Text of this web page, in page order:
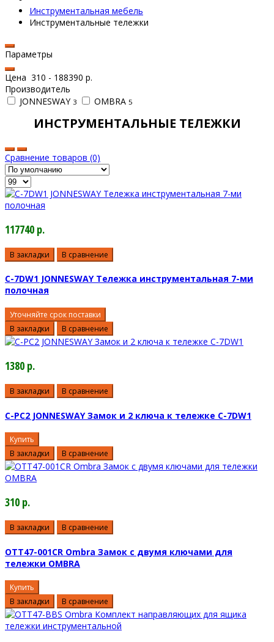
Инструментальная мебель
Инструментальные тележки
Параметры
Цена 310 - 188390 р.
Производитель
JONNESWAY 3 OMBRA 5
ИНСТРУМЕНТАЛЬНЫЕ ТЕЛЕЖКИ
Сравнение товаров (0)
117740 р.
В закладки В сравнение
C-7DW1 JONNESWAY Тележка инструментальная 7-ми
полочная
Уточняйте срок поставки
В закладки
В сравнение
1380 р.
В закладки В сравнение
C-PC2 JONNESWAY Замок и 2 ключа к тележке C-7DW1
Купить
В закладки
В сравнение
310 р.
В закладки В сравнение
OTT47-001CR Ombra Замок с двумя ключами для
тележки OMBRA
Купить
В закладки
В сравнение